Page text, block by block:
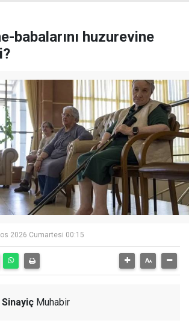
babalarını huzurevine
2026 Cumartesi 00:15
Muhabir